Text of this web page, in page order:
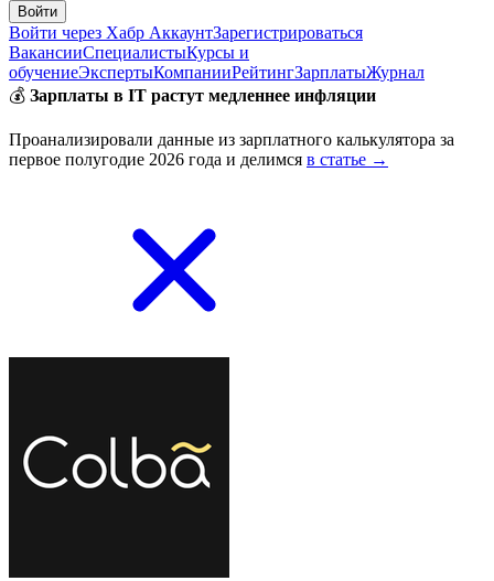
Войти
Войти через Хабр АккаунтЗарегистрироваться
ВакансииСпециалистыКурсы и
обучениеЭкспертыКомпанииРейтингЗарплатыЖурнал
💰 Зарплаты в IT растут медленнее инфляции
Проанализировали данные из зарплатного калькулятора за
первое полугодие 2026 года и делимся в статье →